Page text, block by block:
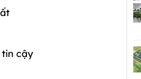
tin cậy